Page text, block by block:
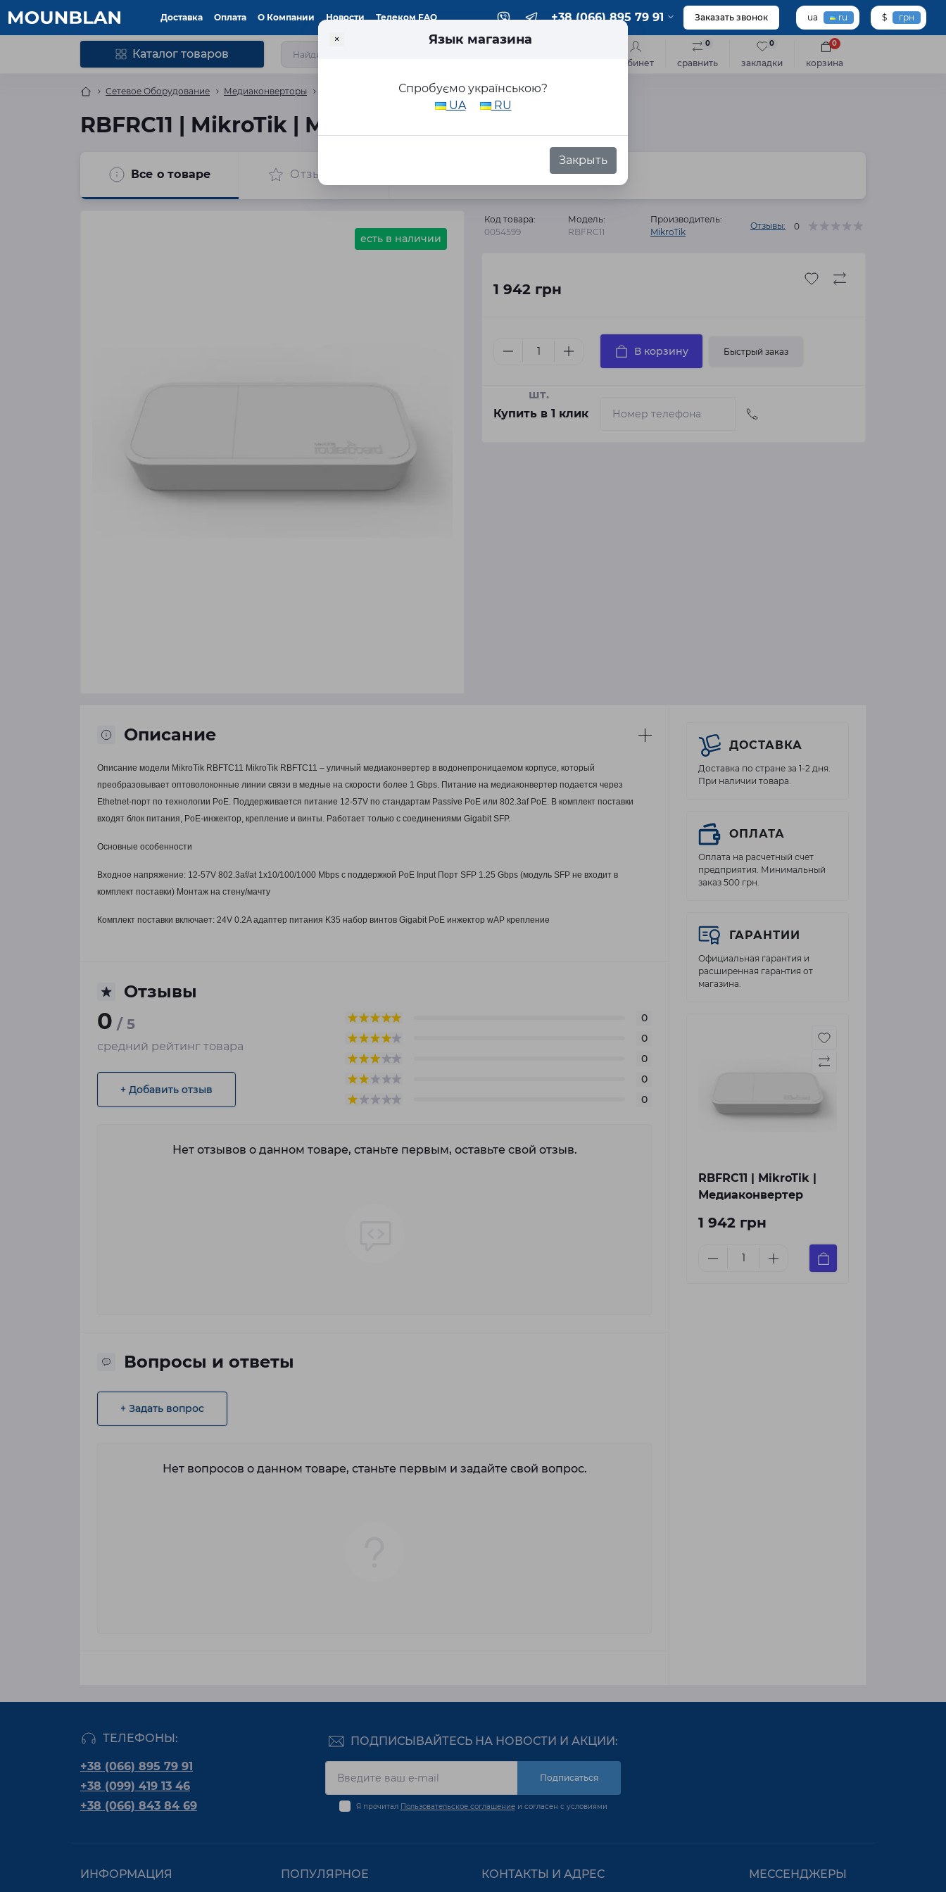
Доставка Оплата О Компании Новости Телеком FAQ +38 (066) 895 79 91 Заказать звонок ua ru $ грн
Каталог товаров
кабинет сравнить
0
закладки
0
корзина
0
Сетевое Оборудование Медиаконверторы RBFRC11 | MikroTik | Медиаконвертер
× Язык магазина
Спробуємо українською?
UA
RU
Закрыть
RBFRC11 | MikroTik | Медиаконвертер
Все о товаре Отзывов
есть в наличии
Код товара:
0054599
Модель:
RBFRC11
Производитель:
MikroTik
Отзывы: 0
1 942 грн
шт.
В корзину Быстрый заказ
Купить в 1 клик
Описание
Описание модели MikroTik RBFTC11 MikroTik RBFTC11 – уличный медиаконвертер в водонепроницаемом корпусе, который
преобразовывает оптоволоконные линии связи в медные на скорости более 1 Gbps. Питание на медиаконвертер подается через
Ethetnet-порт по технологии PoE. Поддерживается питание 12-57V по стандартам Passive PoE или 802.3af PoE. В комплект поставки
входят блок питания, PoE-инжектор, крепление и винты. Работает только с соединениями Gigabit SFP.
Основные особенности
Входное напряжение: 12-57V 802.3af/at 1x10/100/1000 Mbps с поддержкой PoE Input Порт SFP 1.25 Gbps (модуль SFP не входит в
комплект поставки) Монтаж на стену/мачту
Комплект поставки включает: 24V 0.2A адаптер питания K35 набор винтов Gigabit PoE инжектор wAP крепление
Отзывы
0 / 5
средний рейтинг товара
+ Добавить отзыв
0
0
0
0
0
Нет отзывов о данном товаре, станьте первым, оставьте свой отзыв.
Вопросы и ответы
+ Задать вопрос
Нет вопросов о данном товаре, станьте первым и задайте свой вопрос.
ДОСТАВКА
Доставка по стране за 1-2 дня.
При наличии товара.
ОПЛАТА
Оплата на расчетный счет
предприятия. Минимальный
заказ 500 грн.
ГАРАНТИИ
Официальная гарантия и
расширенная гарантия от
магазина.
RBFRC11 | MikroTik |
Медиаконвертер
1 942 грн
ТЕЛЕФОНЫ:
+38 (066) 895 79 91
+38 (099) 419 13 46
+38 (066) 843 84 69
ПОДПИСЫВАЙТЕСЬ НА НОВОСТИ И АКЦИИ:
Подписаться
Я прочитал Пользовательское соглашениеи согласен с условиями
ИНФОРМАЦИЯ ПОПУЛЯРНОЕ КОНТАКТЫ И АДРЕС МЕССЕНДЖЕРЫ